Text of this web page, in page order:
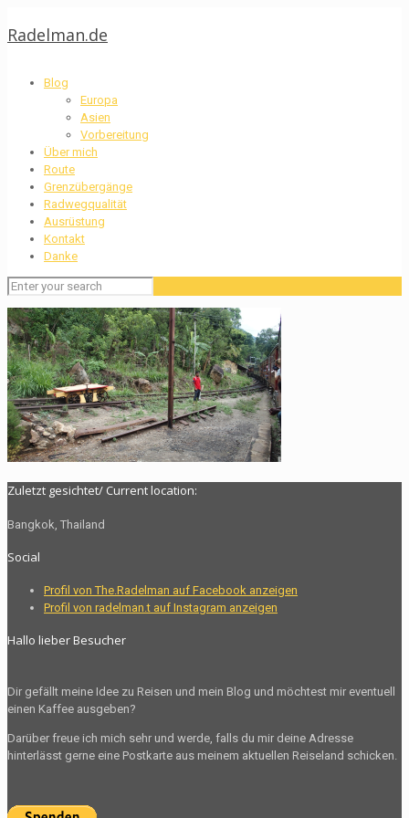
Radelman.de
Blog
Europa
Asien
Vorbereitung
Über mich
Route
Grenzübergänge
Radwegqualität
Ausrüstung
Kontakt
Danke
Zuletzt gesichtet/ Current location:
Bangkok, Thailand
Social
Profil von The.Radelman auf Facebook anzeigen
Profil von radelman.t auf Instagram anzeigen
Hallo lieber Besucher
Dir gefällt meine Idee zu Reisen und mein Blog und möchtest mir eventuell
einen Kaffee ausgeben?
Darüber freue ich mich sehr und werde, falls du mir deine Adresse
hinterlässt gerne eine Postkarte aus meinem aktuellen Reiseland schicken.